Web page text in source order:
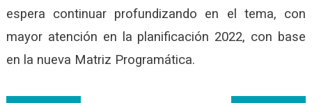
espera continuar profundizando en el tema, con
mayor atención en la planificación 2022, con base
en la nueva Matriz Programática.